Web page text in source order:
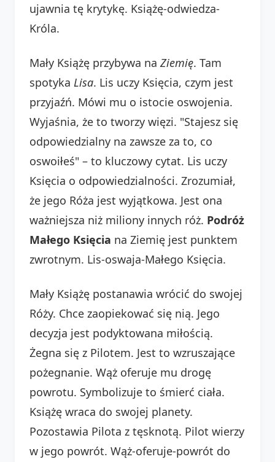
ujawnia tę krytykę. Książę-odwiedza-
Króla.
Mały Książę przybywa na Ziemię. Tam
spotyka Lisa. Lis uczy Księcia, czym jest
przyjaźń. Mówi mu o istocie oswojenia.
Wyjaśnia, że to tworzy więzi. "Stajesz się
odpowiedzialny na zawsze za to, co
oswoiłeś" – to kluczowy cytat. Lis uczy
Księcia o odpowiedzialności. Zrozumiał,
że jego Róża jest wyjątkowa. Jest ona
ważniejsza niż miliony innych róż. Podróż
Małego Księcia na Ziemię jest punktem
zwrotnym. Lis-oswaja-Małego Księcia.
Mały Książę postanawia wrócić do swojej
Róży. Chce zaopiekować się nią. Jego
decyzja jest podyktowana miłością.
Żegna się z Pilotem. Jest to wzruszające
pożegnanie. Wąż oferuje mu drogę
powrotu. Symbolizuje to śmierć ciała.
Książę wraca do swojej planety.
Pozostawia Pilota z tęsknotą. Pilot wierzy
w jego powrót. Wąż-oferuje-powrót do